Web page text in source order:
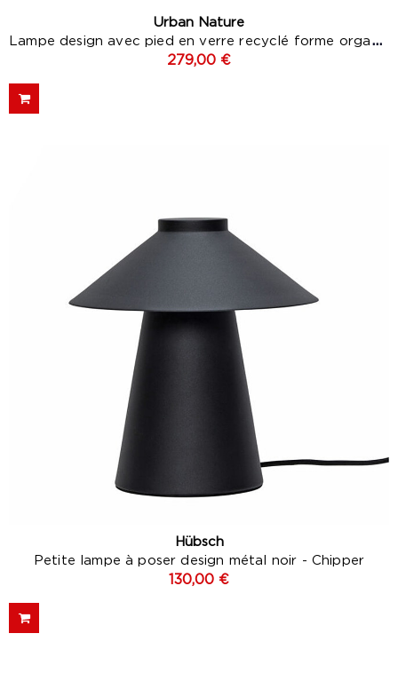
Urban Nature
Lampe design avec pied en verre recyclé forme organique...
279,00 €
Hübsch
Petite lampe à poser design métal noir - Chipper
130,00 €